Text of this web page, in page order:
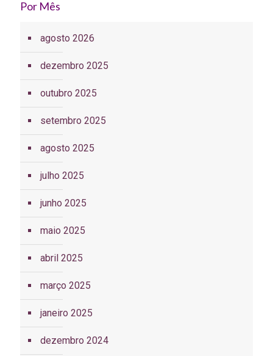
Por Mês
agosto 2026
dezembro 2025
outubro 2025
setembro 2025
agosto 2025
julho 2025
junho 2025
maio 2025
abril 2025
março 2025
janeiro 2025
dezembro 2024